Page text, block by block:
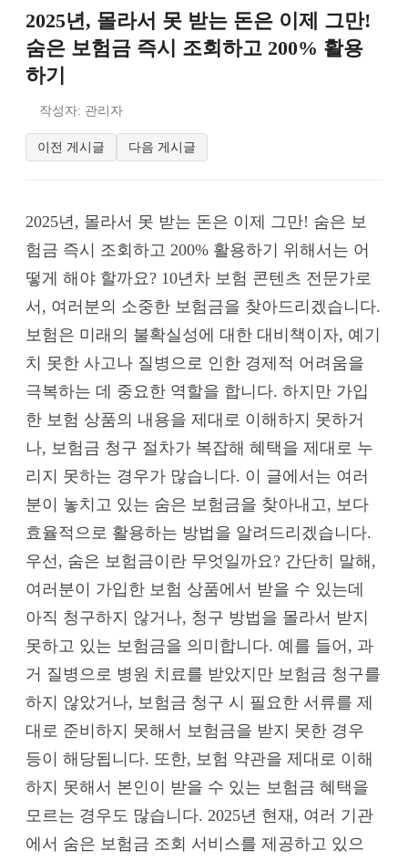
2025년, 몰라서 못 받는 돈은 이제 그만!
숨은 보험금 즉시 조회하고 200% 활용
하기
작성자: 관리자
이전 게시글 다음 게시글
2025년, 몰라서 못 받는 돈은 이제 그만! 숨은 보
험금 즉시 조회하고 200% 활용하기 위해서는 어
떻게 해야 할까요? 10년차 보험 콘텐츠 전문가로
서, 여러분의 소중한 보험금을 찾아드리겠습니다.
보험은 미래의 불확실성에 대한 대비책이자, 예기
치 못한 사고나 질병으로 인한 경제적 어려움을
극복하는 데 중요한 역할을 합니다. 하지만 가입
한 보험 상품의 내용을 제대로 이해하지 못하거
나, 보험금 청구 절차가 복잡해 혜택을 제대로 누
리지 못하는 경우가 많습니다. 이 글에서는 여러
분이 놓치고 있는 숨은 보험금을 찾아내고, 보다
효율적으로 활용하는 방법을 알려드리겠습니다.
우선, 숨은 보험금이란 무엇일까요? 간단히 말해,
여러분이 가입한 보험 상품에서 받을 수 있는데
아직 청구하지 않거나, 청구 방법을 몰라서 받지
못하고 있는 보험금을 의미합니다. 예를 들어, 과
거 질병으로 병원 치료를 받았지만 보험금 청구를
하지 않았거나, 보험금 청구 시 필요한 서류를 제
대로 준비하지 못해서 보험금을 받지 못한 경우
등이 해당됩니다. 또한, 보험 약관을 제대로 이해
하지 못해서 본인이 받을 수 있는 보험금 혜택을
모르는 경우도 많습니다. 2025년 현재, 여러 기관
에서 숨은 보험금 조회 서비스를 제공하고 있으